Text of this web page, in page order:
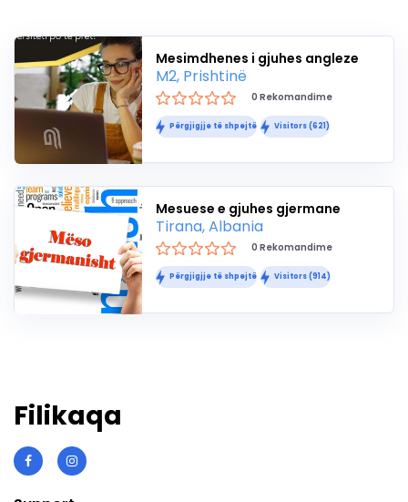
Mesimdhenes i gjuhes angleze
M2, Prishtinë
0 Rekomandime
Përgjigjje të shpejtë Visitors (621)
Mesuese e gjuhes gjermane
Tirana, Albania
0 Rekomandime
Përgjigjje të shpejtë Visitors (914)
Filikaqa